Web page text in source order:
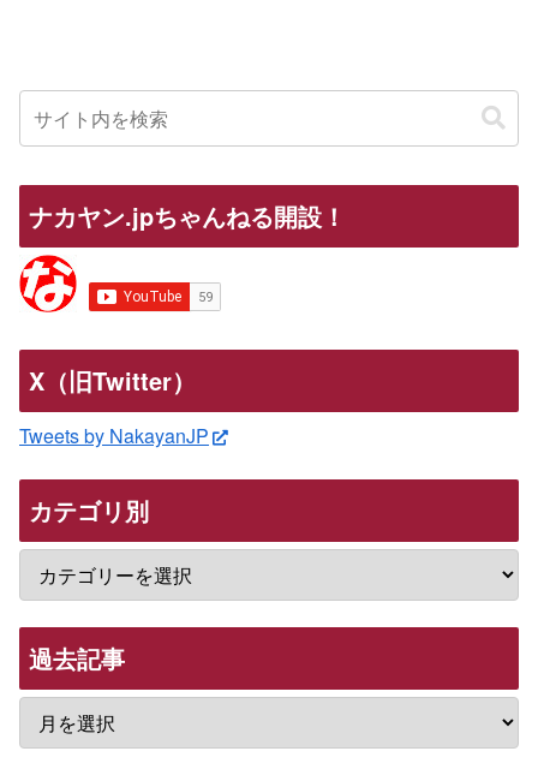
ナカヤン.jpちゃんねる開設！
X（旧Twitter）
Tweets by NakayanJP
カテゴリ別
過去記事